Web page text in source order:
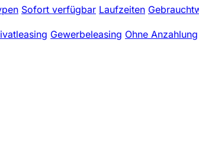
Sofort verfügbar Laufzeiten
Gewerbeleasing Ohne Anzahlung